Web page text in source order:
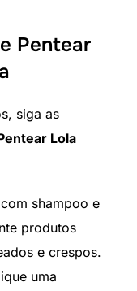
Pentear
siga as
Lola
shampoo e
produtos
e crespos.
uma